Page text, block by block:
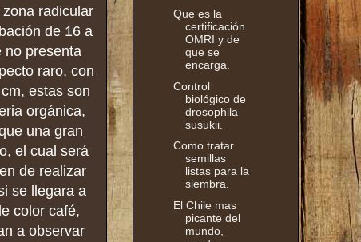
radicular
de 16 a
no presenta
raro, con
estas son
orgánica,
una gran
el cual será
de realizar
se llegara a
color café,
a observar
Que es la
certificación
OMRI y de
que se
encarga.
Control
biológico de
drosophila
susukii.
Como tratar
semillas
listas para la
siembra.
El Chile mas
picante del
mundo,